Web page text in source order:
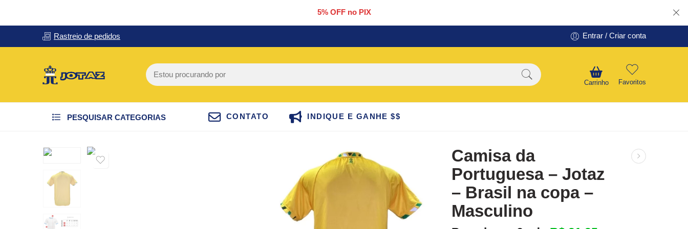
5% OFF no PIX
Rastreio de pedidos Entrar / Criar conta
Carrinho Favoritos
PESQUISAR CATEGORIAS CONTATO INDIQUE E GANHE $$
Camisa da
Portuguesa – Jotaz
– Brasil na copa –
Masculino